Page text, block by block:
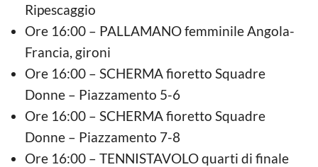
Ripescaggio
Ore 16:00 – PALLAMANO femminile Angola-
Francia, gironi
Ore 16:00 – SCHERMA fioretto Squadre
Donne – Piazzamento 5-6
Ore 16:00 – SCHERMA fioretto Squadre
Donne – Piazzamento 7-8
Ore 16:00 – TENNISTAVOLO quarti di finale